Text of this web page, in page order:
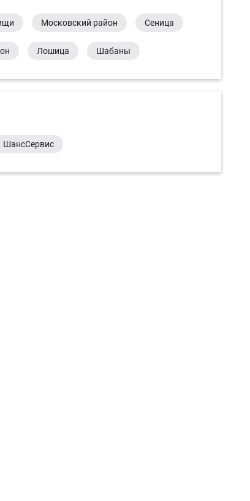
Московский район Сеница
Лошица Шабаны
ШансСервис